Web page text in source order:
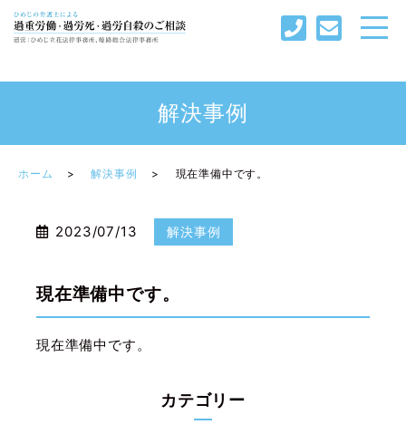
解決事例
ホーム 解決事例 現在準備中です。
2023/07/13 解決事例
現在準備中です。
現在準備中です。
カテゴリー